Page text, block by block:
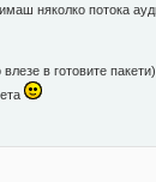
няколко потока
в готовите